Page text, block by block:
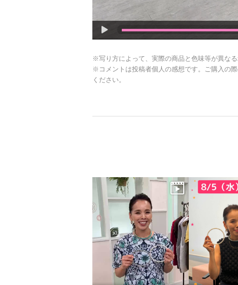
※写り方によって、実際の商品と色味等が異なる
※コメントは投稿者個人の感想です。ご購入の
ください。